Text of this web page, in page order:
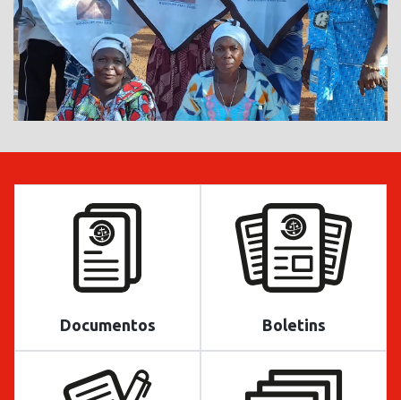
Documentos Boletins